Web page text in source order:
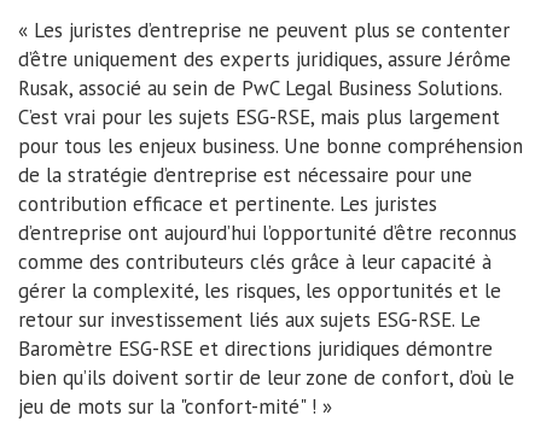
« Les juristes d’entreprise ne peuvent plus se contenter
d’être uniquement des experts juridiques, assure Jérôme
Rusak, associé au sein de PwC Legal Business Solutions.
C’est vrai pour les sujets ESG-RSE, mais plus largement
pour tous les enjeux business. Une bonne compréhension
de la stratégie d’entreprise est nécessaire pour une
contribution efficace et pertinente. Les juristes
d’entreprise ont aujourd’hui l’opportunité d’être reconnus
comme des contributeurs clés grâce à leur capacité à
gérer la complexité, les risques, les opportunités et le
retour sur investissement liés aux sujets ESG-RSE. Le
Baromètre ESG-RSE et directions juridiques démontre
bien qu’ils doivent sortir de leur zone de confort, d’où le
jeu de mots sur la "confort-mité" ! »